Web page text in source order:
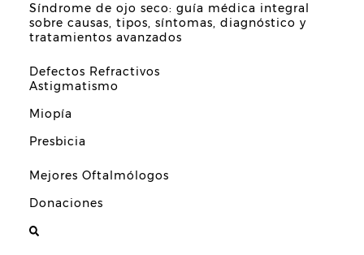
Síndrome de ojo seco: guía médica integral
sobre causas, tipos, síntomas, diagnóstico y
tratamientos avanzados
Defectos Refractivos
Astigmatismo
Miopía
Presbicia
Mejores Oftalmólogos
Donaciones